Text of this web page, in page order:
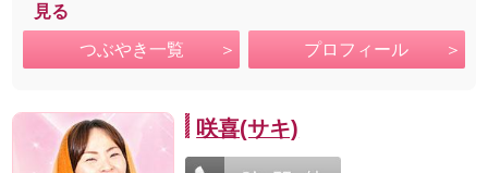
見る
つぶやき一覧 プロフィール
咲喜(サキ)